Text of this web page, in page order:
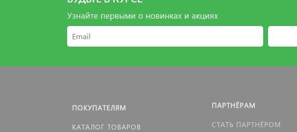
Узнайте первыми о новинках и акциях
ПОКУПАТЕЛЯМ
КАТАЛОГ ТОВАРОВ
ПАРТНЁРАМ
СТАТЬ ПАРТНЁРОМ